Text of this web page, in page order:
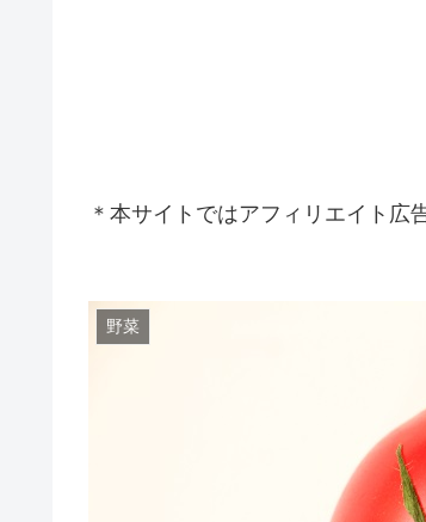
＊本サイトではアフィリエイト広
野菜